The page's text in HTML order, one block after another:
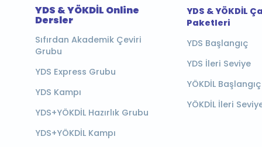
YDS & YÖKDİL Online
Dersler
Sıfırdan Akademik Çeviri
Grubu
YDS Express Grubu
YDS Kampı
YDS+YÖKDİL Hazırlık Grubu
YDS+YÖKDİL Kampı
YDS & YÖKDİL
Paketleri
YDS Başlangıç
YDS İleri Seviye
YÖKDİL Başlangıç
YÖKDİL İleri